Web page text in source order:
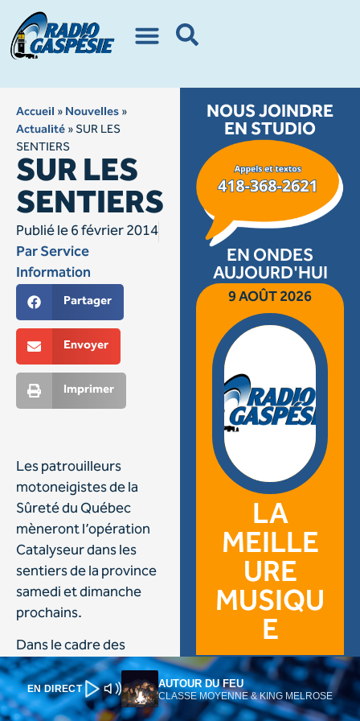
EN DIRECT AUTOUR DU FEU
CLASSE MOYENNE & KING MELROSE